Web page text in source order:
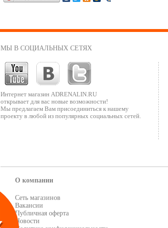
МЫ В СОЦИАЛЬНЫХ СЕТЯХ
Интернет магазин ADRENALIN.RU
открывает для вас новые возможности!
Мы предлагаем Вам присоединиться к нашему
проекту в любой из популярных социальных сетей.
О компании
Сеть магазинов
Вакансии
Публичная оферта
Новости